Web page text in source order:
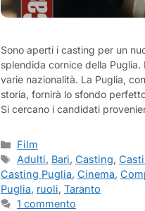
Sono aperti i casting per un
splendida cornice della
varie nazionalità. La Puglia,
storia, fornirà lo sfondo
Si cercano i candidati
Categorie
Film
Tag
Adulti, Bari,Casting,
Casting Puglia, Cinema,
Puglia, ruoli, Taranto
1 commento